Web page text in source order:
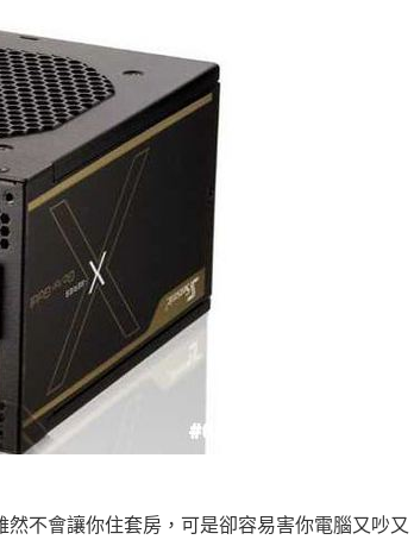
不會讓你住套房，可是卻容易害你電腦又吵又